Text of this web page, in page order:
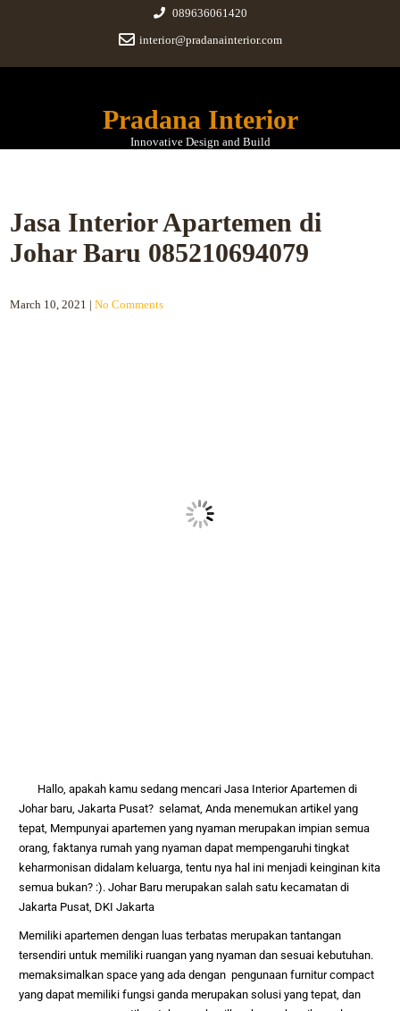
089636061420
interior@pradanainterior.com
Pradana Interior
Innovative Design and Build
Jasa Interior Apartemen di
Johar Baru 085210694079
March 10, 2021 |No Comments
Hallo, apakah kamu sedang mencariJasa InteriorApartemen di
Johar baru, Jakarta Pusat? selamat, Anda menemukan artikel yang
tepat, Mempunyai apartemen yang nyaman merupakan impian semua
orang, faktanya rumah yang nyaman dapat mempengaruhi tingkat
keharmonisan didalam keluarga, tentu nya hal ini menjadi keinginan kita
semua bukan? :). Johar Baru merupakan salah satu kecamatan di
Jakarta Pusat, DKI Jakarta
Memiliki apartemen dengan luas terbatas merupakan tantangan
tersendiri untuk memiliki ruangan yang nyaman dan sesuai kebutuhan.
memaksimalkan space yang ada dengan pengunaan furnitur compact
yang dapat memiliki fungsi ganda merupakan solusi yang tepat, dan